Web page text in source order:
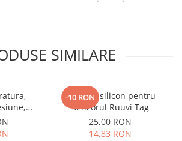
SIMILARE
-10 RON
Carcasa silicon pentru
senzorul Ruuvi Tag
25,00 RON
14,83 RON